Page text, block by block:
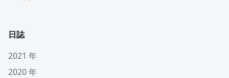
日誌
2021 年
2020 年